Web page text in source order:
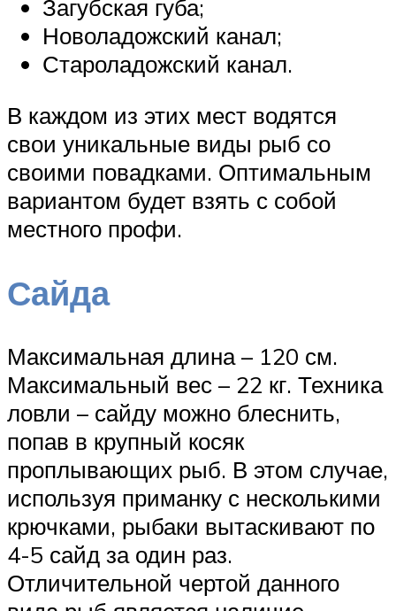
Загубская губа;
Новоладожский канал;
Староладожский канал.
В каждом из этих мест водятся
свои уникальные виды рыб со
своими повадками. Оптимальным
вариантом будет взять с собой
местного профи.
Сайда
Максимальная длина – 120 см.
Максимальный вес – 22 кг. Техника
ловли – сайду можно блеснить,
попав в крупный косяк
проплывающих рыб. В этом случае,
используя приманку с несколькими
крючками, рыбаки вытаскивают по
4-5 сайд за один раз.
Отличительной чертой данного